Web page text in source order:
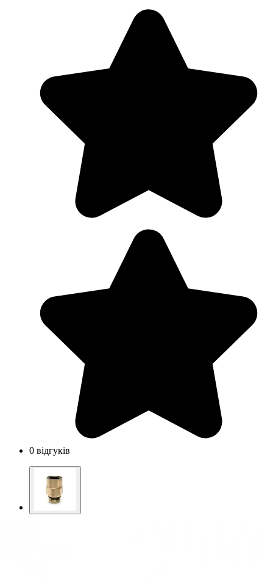
0 відгуків